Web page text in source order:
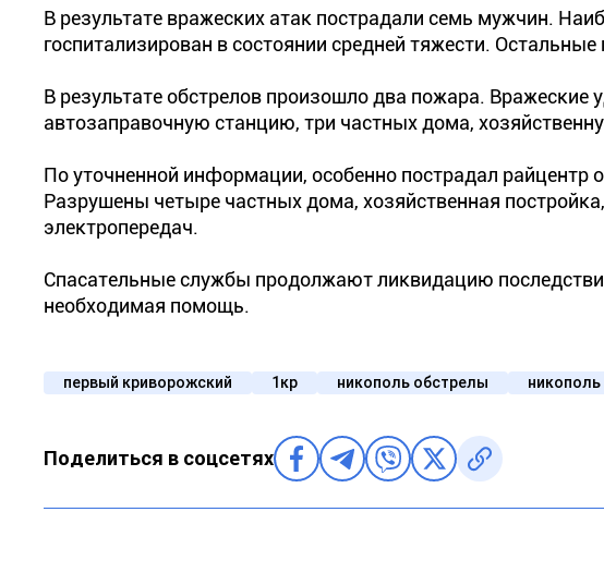
В результате вражеских атак пострадали семь мужчин.
госпитализирован в состоянии средней тяжести.
В результате обстрелов произошло два пожара.
автозаправочную станцию, три частных дома,
По уточненной информации, особенно пострадал райцентр
Разрушены четыре частных дома, хозяйственная
электропередач.
Спасательные службы продолжают ликвидацию
необходимая помощь.
первый криворожский 1кр никополь обстрелы никополь
Поделиться в соцсетях